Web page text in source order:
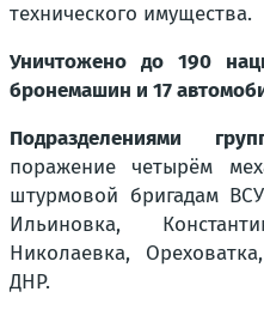
технического имущества.
Уничтожено до 190
бронемашин и 17
Подразделениями
поражение четырём
штурмовой бригадам
Ильиновка,
Николаевка,
ДНР.